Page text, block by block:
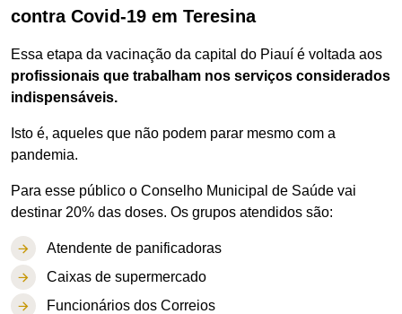
contra Covid-19 em Teresina
Essa etapa da vacinação da capital do Piauí é voltada aos
profissionais que trabalham nos serviços considerados
indispensáveis.
Isto é, aqueles que não podem parar mesmo com a
pandemia.
Para esse público o Conselho Municipal de Saúde vai
destinar 20% das doses. Os grupos atendidos são:
Atendente de panificadoras
Caixas de supermercado
Funcionários dos Correios